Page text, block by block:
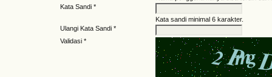
Kata Sandi *
Kata sandi minimal 6 karakter.
Ulangi Kata Sandi *
Validasi *